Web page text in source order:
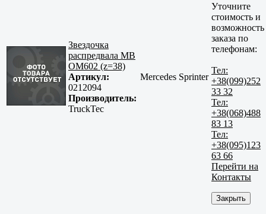
Звездочка
распредвала MB
OM602 (z=38)
Артикул:
0212094
Производитель:
TruckTec
Mercedes Sprinter
Уточните
стоимость и
возможность
заказа по
телефонам:
Тел:
+38(099)252
33 32
Тел:
+38(068)488
83 13
Тел:
+38(095)123
63 66
Перейти на
Контакты
Закрыть